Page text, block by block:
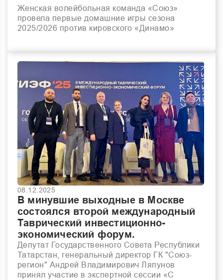
Женская волейбольная команда «Союз»
провела первые домашние игры сезона
2025/2026 против кировского «Динамо»
08.12.2025
В минувшие выходные в Москве
состоялся второй международный
Таврический инвестиционно-
экономический форум.
Депутат Государственного Совета Республики
Татарстан, генеральный директор ГК "Союз-
регион" Андрей Владимирович Ляпунов
принял участие в экспертной сессии «С